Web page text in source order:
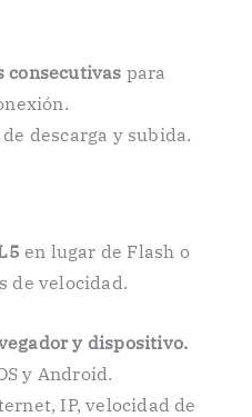
consecutivas para
descarga y subida.
en lugar de Flash o
de velocidad.
y dispositivo.
y Android.
IP, velocidad de